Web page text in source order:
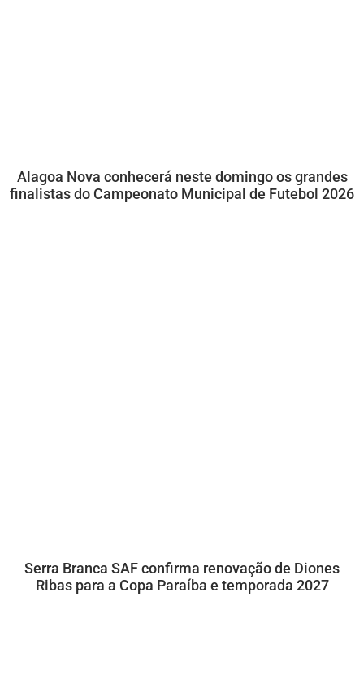
Alagoa Nova conhecerá neste domingo os grandes
finalistas do Campeonato Municipal de Futebol 2026
Serra Branca SAF confirma renovação de Diones
Ribas para a Copa Paraíba e temporada 2027